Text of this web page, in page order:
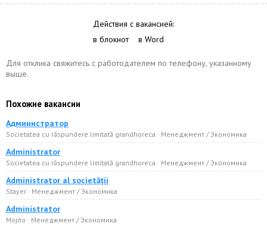
Действия с вакансией:
в блокнот
в Word
Для отклика свяжитесь с работодателем по телефону, указанному
выше.
Похожие вакансии
Администратор
Societatea cu răspundere limitată grandhoreca · Менеджмент / Экономика
Administrator
Societatea cu răspundere limitată grandhoreca · Менеджмент / Экономика
Administrator al societății
Stayer · Менеджмент / Экономика
Administrator
Mojito · Менеджмент / Экономика